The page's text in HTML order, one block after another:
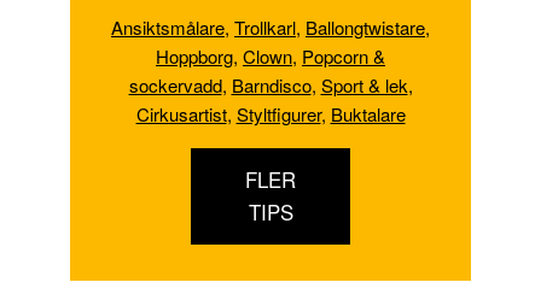
Ansiktsmålare, Trollkarl, Ballongtwistare,
Hoppborg, Clown, Popcorn &
sockervadd, Barndisco, Sport & lek,
Cirkusartist, Styltfigurer, Buktalare
FLER
TIPS